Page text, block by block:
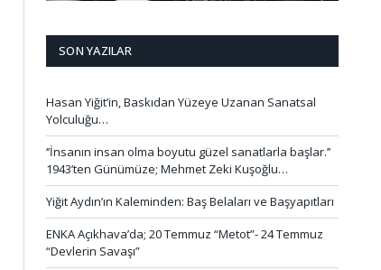
SON YAZILAR
Hasan Yiğit’in, Baskıdan Yüzeye Uzanan Sanatsal
Yolculuğu…
‘’İnsanın insan olma boyutu güzel sanatlarla başlar.’’
1943’ten Günümüze; Mehmet Zeki Kuşoğlu…
Yiğit Aydın’ın Kaleminden: Baş Belaları ve Başyapıtları
ENKA Açıkhava’da; 20 Temmuz “Metot”- 24 Temmuz
“Devlerin Savaşı”